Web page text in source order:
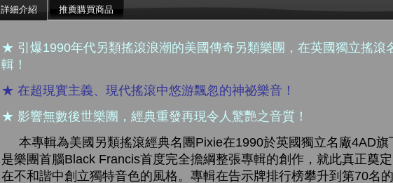
詳細介紹 推薦購買商品
★ 引爆1990年代另類搖滾浪潮的美國傳奇另類樂團，在英國獨立搖滾
輯！
★ 在超現實主義、現代搖滾中悠游飄忽的神祕樂音！
★ 影響無數後世樂團，經典重發再現令人驚艷之音質！
本專輯為美國另類搖滾經典名團Pixie在1990於英國獨立名廠4AD旗
是樂團首腦Black Francis首度完全擔綱整張專輯的創作，就此真正奠
在不和諧中創立獨特音色的風格。專輯在告示牌排行榜攀升到第70名